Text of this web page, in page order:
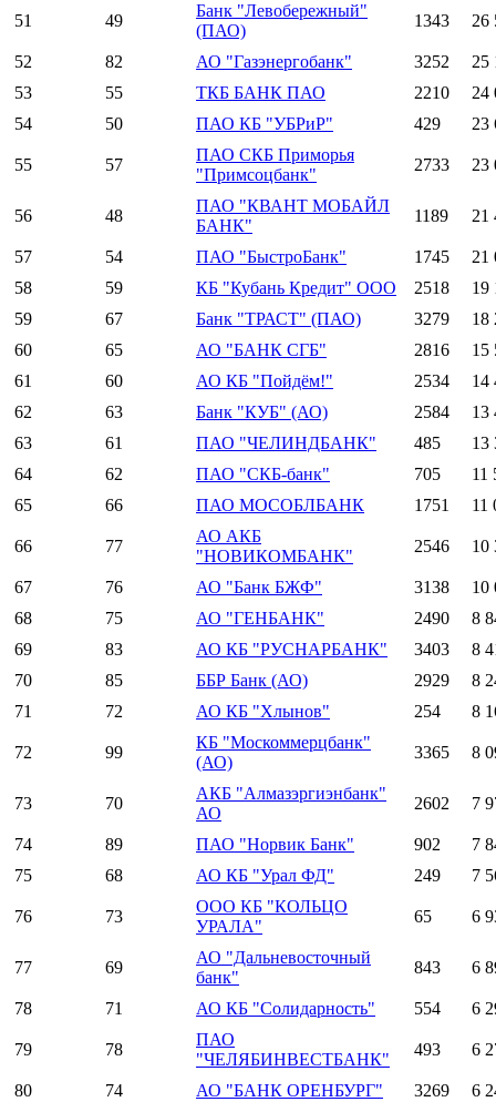
51 49
Банк "Левобережный"
(ПАО)
1343 26
52 82 АО "Газэнергобанк" 3252
25
53
55 ТКБ БАНК ПАО 2210
24
54
50 ПАО КБ "УБРиР" 429 23
55 57
ПАО СКБ Приморья
"Примсоцбанк"
2733 23
56 48
ПАО "КВАНТ МОБАЙЛ
БАНК"
1189 21
57 54 ПАО "БыстроБанк" 1745
21
58
59 КБ "Кубань Кредит" ООО 2518
19
59
67 Банк "ТРАСТ" (ПАО) 3279
18
60
65 АО "БАНК СГБ" 2816
15
61
60 АО КБ "Пойдём!" 2534
14
62
63 Банк "КУБ" (АО) 2584
13
63
61 ПАО "ЧЕЛИНДБАНК" 485
13
64
62 ПАО "СКБ-банк" 705
11
65
66 ПАО МОСОБЛБАНК 1751 11
66 77
АО АКБ
"НОВИКОМБАНК"
2546 10
67 76 АО "Банк БЖФ" 3138
10
68
75 АО "ГЕНБАНК" 2490
8
69
83 АО КБ "РУСНАРБАНК" 3403
8
70
85 ББР Банк (АО) 2929
8
71
72 АО КБ "Хлынов" 254 8
72 99
КБ "Москоммерцбанк"
(АО)
3365 8
73 70
АКБ "Алмазэргиэнбанк"
АО
2602 7
74 89 ПАО "Норвик Банк" 902
7
75
68 АО КБ "Урал ФД" 249 7
76 73
ООО КБ "КОЛЬЦО
УРАЛА"
65 6
77 69
АО "Дальневосточный
банк"
843 6
78 71 АО КБ "Солидарность" 554 6
79 78
ПАО
"ЧЕЛЯБИНВЕСТБАНК"
493 6
80 74 АО "БАНК ОРЕНБУРГ" 3269 6